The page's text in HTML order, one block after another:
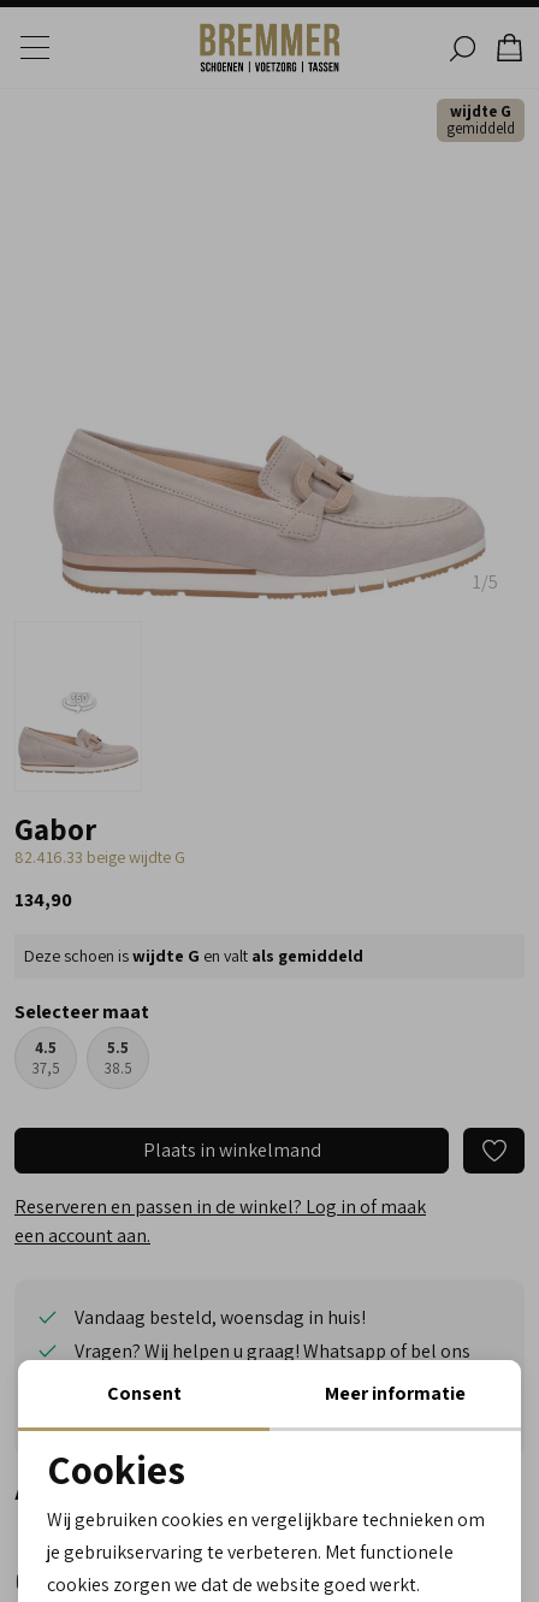
1/5
wijdte G
gemiddeld
Gabor
82.416.33 beige wijdte G
134,90
Deze schoen iswijdte G en valt als gemiddeld
Selecteer maat
4.5
37,5
5.5
38.5
Plaats in winkelmand
Reserveren en passen in de winkel? Log in of maak
een account aan.
Vandaag besteld, woensdag in huis!
Vragen? Wij helpen u graag! Whatsapp of bel ons
Gratis verzending vanaf €50,- (uitgezonderd sale)
Alternatieve kleuren
Noodzakelijke cookies
Analytische cookies
Consent Meer informatie
Cookies
Wij gebruiken cookies en vergelijkbare technieken om
je gebruikservaring te verbeteren. Met functionele
cookies zorgen we dat de website goed werkt.